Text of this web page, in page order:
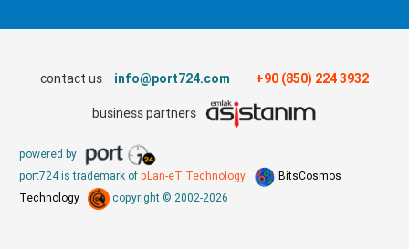
contact us info@port724.com +90 (850) 224 3932
business partners
powered by
port724 is trademark of pLan-eT Technology
BitsCosmos
Technology
copyright © 2002-2026